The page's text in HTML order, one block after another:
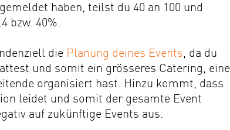
haben, teilst du 40 an 100 und
bzw. 40%.
die Planung deines Events, da du
und somit ein grösseres Catering, eine
organisiert hast. Hinzu kommt, dass
leidet und somit der gesamte Event
auf zukünftige Events aus.